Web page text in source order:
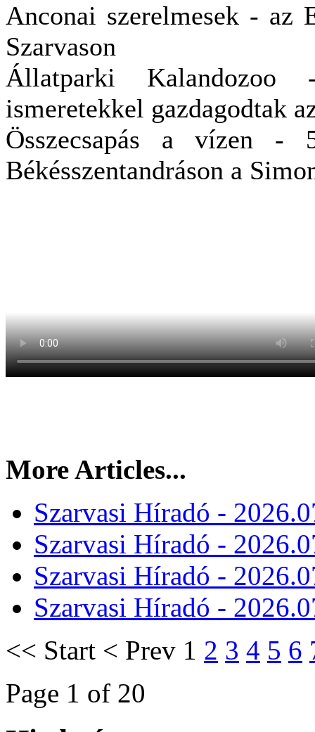
Anconai szerelmesek - az
Szarvason
Állatparki Kalandozoo
ismeretekkel gazdagodtak
Összecsapás a vízen -
Békésszentandráson a
More Articles...
Szarvasi Híradó -
Szarvasi Híradó -
Szarvasi Híradó -
Szarvasi Híradó -
<< Start < Prev 1 2 3 4 5 6
Page 1 of 20